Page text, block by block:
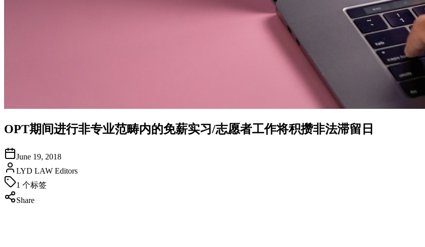
OPT期间进行非专业范畴内的免薪实习/志愿者工作将积攒非法滞留日
June 19, 2018
LYD LAW Editors
1 个标签
Share